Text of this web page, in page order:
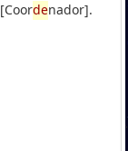
[Coordenador].